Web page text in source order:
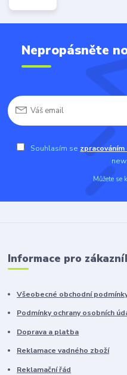
Nepropásněte
Souhlasím se
Můžete se
Informace pro
Všeobecné obchodní
Podmínky ochrany osobních
Doprava a platba
Reklamace vadného zboží
Reklamační řád